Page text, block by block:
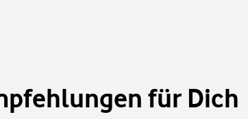
für Dich